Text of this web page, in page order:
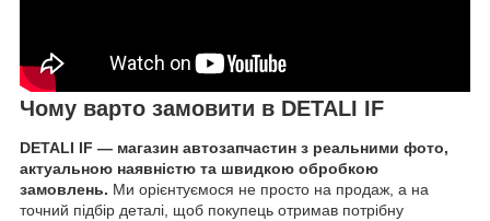
Чому варто замовити в DETALI IF
DETALI IF — магазин автозапчастин з реальними фото,
актуальною наявністю та швидкою обробкою
замовлень. Ми орієнтуємося не просто на продаж, а на
точний підбір деталі, щоб покупець отримав потрібну